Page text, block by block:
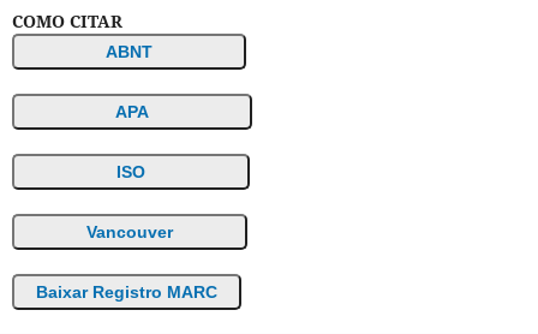
COMO CITAR
ABNT
APA
ISO
Vancouver
Baixar Registro MARC